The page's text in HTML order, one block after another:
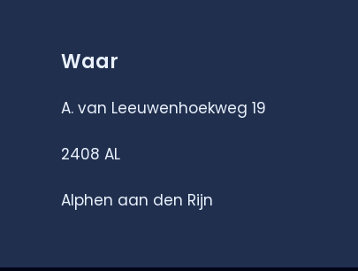
Waar
A. van Leeuwenhoekweg 19
2408 AL
Alphen aan den Rijn